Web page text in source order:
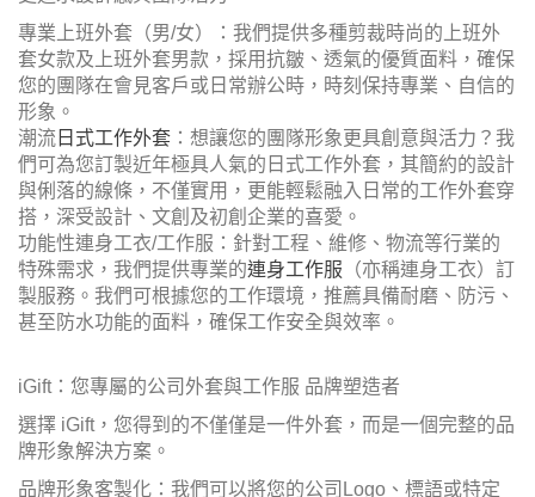
專業上班外套（男/女）：我們提供多種剪裁時尚的上班外
套女款及上班外套男款，採用抗皺、透氣的優質面料，確保
您的團隊在會見客戶或日常辦公時，時刻保持專業、自信的
形象。
潮流 日式工作外套 ：想讓您的團隊形象更具創意與活力？我
們可為您訂製近年極具人氣的日式工作外套，其簡約的設計
與俐落的線條，不僅實用，更能輕鬆融入日常的工作外套穿
搭，深受設計、文創及初創企業的喜愛。
功能性連身工衣/工作服：針對工程、維修、物流等行業的
特殊需求，我們提供專業的連身工作服 （亦稱連身工衣）訂
製服務。我們可根據您的工作環境，推薦具備耐磨、防污、
甚至防水功能的面料，確保工作安全與效率。
iGift：您專屬的公司外套與工作服 品牌塑造者
選擇 iGift，您得到的不僅僅是一件外套，而是一個完整的品
牌形象解決方案。
品牌形象客製化：我們可以將您的公司Logo、標語或特定